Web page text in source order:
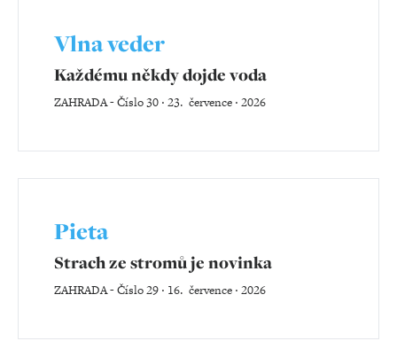
Vlna veder
Každému někdy dojde voda
ZAHRADA-Číslo 30 ‧ 23. července ‧ 2026
Pieta
Strach ze stromů je novinka
ZAHRADA-Číslo 29 ‧ 16. července ‧ 2026